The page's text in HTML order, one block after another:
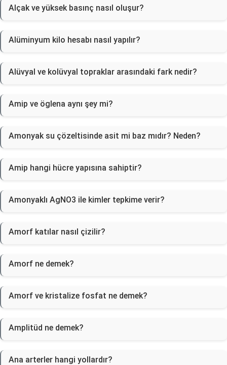
Alçak ve yüksek basınç nasıl oluşur?
Alüminyum kilo hesabı nasıl yapılır?
Alüvyal ve kolüvyal topraklar arasındaki fark nedir?
Amip ve öglena aynı şey mi?
Amonyak su çözeltisinde asit mi baz mıdır? Neden?
Amip hangi hücre yapısına sahiptir?
Amonyaklı AgNO3 ile kimler tepkime verir?
Amorf katılar nasıl çizilir?
Amorf ne demek?
Amorf ve kristalize fosfat ne demek?
Amplitüd ne demek?
Ana arterler hangi yollardır?